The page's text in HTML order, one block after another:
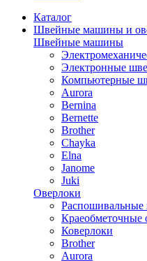
Каталог
Швейные машины и
Швейные машины
Электронные
Компьютерные
Aurora
Bernina
Bernette
Brother
Chayka
Elna
Janome
Juki
Оверлоки
Краеобметочные
Коверлоки
Brother
Aurora